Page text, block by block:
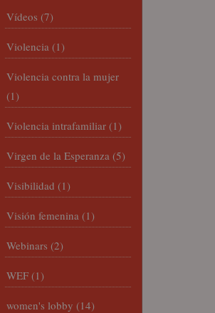
Vídeos (7)
Violencia (1)
Violencia contra la mujer
(1)
Violencia intrafamiliar (1)
Virgen de la Esperanza (5)
Visibilidad (1)
Visión femenina (1)
Webinars (2)
WEF (1)
women's lobby (14)